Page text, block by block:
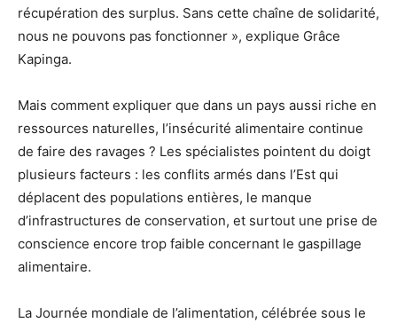
récupération des surplus. Sans cette chaîne de solidarité,
nous ne pouvons pas fonctionner », explique Grâce
Kapinga.
Mais comment expliquer que dans un pays aussi riche en
ressources naturelles, l’insécurité alimentaire continue
de faire des ravages ? Les spécialistes pointent du doigt
plusieurs facteurs : les conflits armés dans l’Est qui
déplacent des populations entières, le manque
d’infrastructures de conservation, et surtout une prise de
conscience encore trop faible concernant le gaspillage
alimentaire.
La Journée mondiale de l’alimentation, célébrée sous le